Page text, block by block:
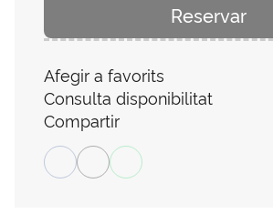
Reservar
Afegir a favorits
Consulta disponibilitat
Compartir